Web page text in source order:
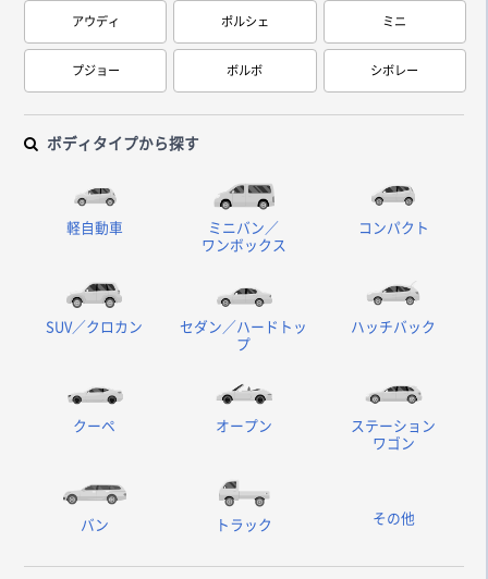
アウディ ポルシェ ミニ
プジョー ボルボ シボレー
ボディタイプから探す
軽自動車
ミニバン／
ワンボックス
コンパクト
SUV／クロカン
セダン／ハードトッ
プ
ハッチバック
クーペ オープン
ステーション
ワゴン
バン トラック その他